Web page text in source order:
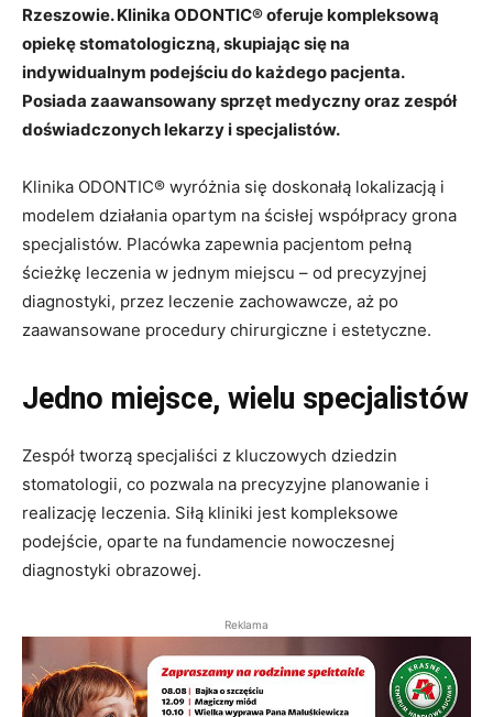
Rzeszowie. Klinika ODONTIC® oferuje kompleksową
opiekę stomatologiczną, skupiając się na
indywidualnym podejściu do każdego pacjenta.
Posiada zaawansowany sprzęt medyczny oraz zespół
doświadczonych lekarzy i specjalistów.
Klinika ODONTIC® wyróżnia się doskonałą lokalizacją i
modelem działania opartym na ścisłej współpracy grona
specjalistów. Placówka zapewnia pacjentom pełną
ścieżkę leczenia w jednym miejscu – od precyzyjnej
diagnostyki, przez leczenie zachowawcze, aż po
zaawansowane procedury chirurgiczne i estetyczne.
Jedno miejsce, wielu specjalistów
Zespół tworzą specjaliści z kluczowych dziedzin
stomatologii, co pozwala na precyzyjne planowanie i
realizację leczenia. Siłą kliniki jest kompleksowe
podejście, oparte na fundamencie nowoczesnej
diagnostyki obrazowej.
Reklama